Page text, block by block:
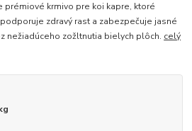
krmivo pre koi kapre, ktoré
zdravý rast a zabezpečuje jasné
nežiadúceho zožltnutia bielych plôch. celý